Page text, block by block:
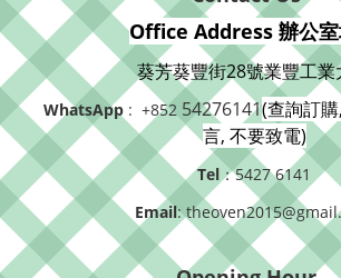
Office Address 辦公
葵芳葵豐街28號業豐工業
WhatsApp : +852 54276141(查詢訂
言, 不要致電)
Tel：5427 6141
Email: